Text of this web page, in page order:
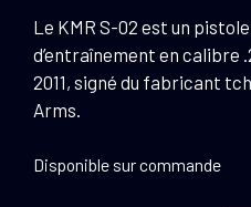
Le KMR S-02 est un
d’entraînement en calibre
2011, signé du fabricant
Arms.
Disponible sur commande